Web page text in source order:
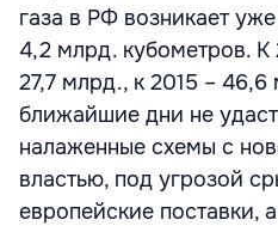
газа в РФ возникает
4,2 млрд. кубометров. К
27,7 млрд., к 2015 –
ближайшие дни не
налаженные схемы с
властью, под угрозой
европейские поставки,